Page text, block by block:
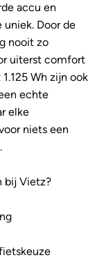
accu en
Door de
nooit zo
uiterst comfort
Wh zijn ook
echte
elke
niets een
bij Vietz?